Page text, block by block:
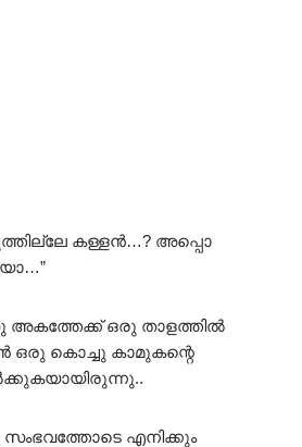
കള്ളൻ…? അപ്പൊ
ഒരു താളത്തിൽ
ഒരു കൊച്ചു കാമുകന്റെ
എനിക്കും